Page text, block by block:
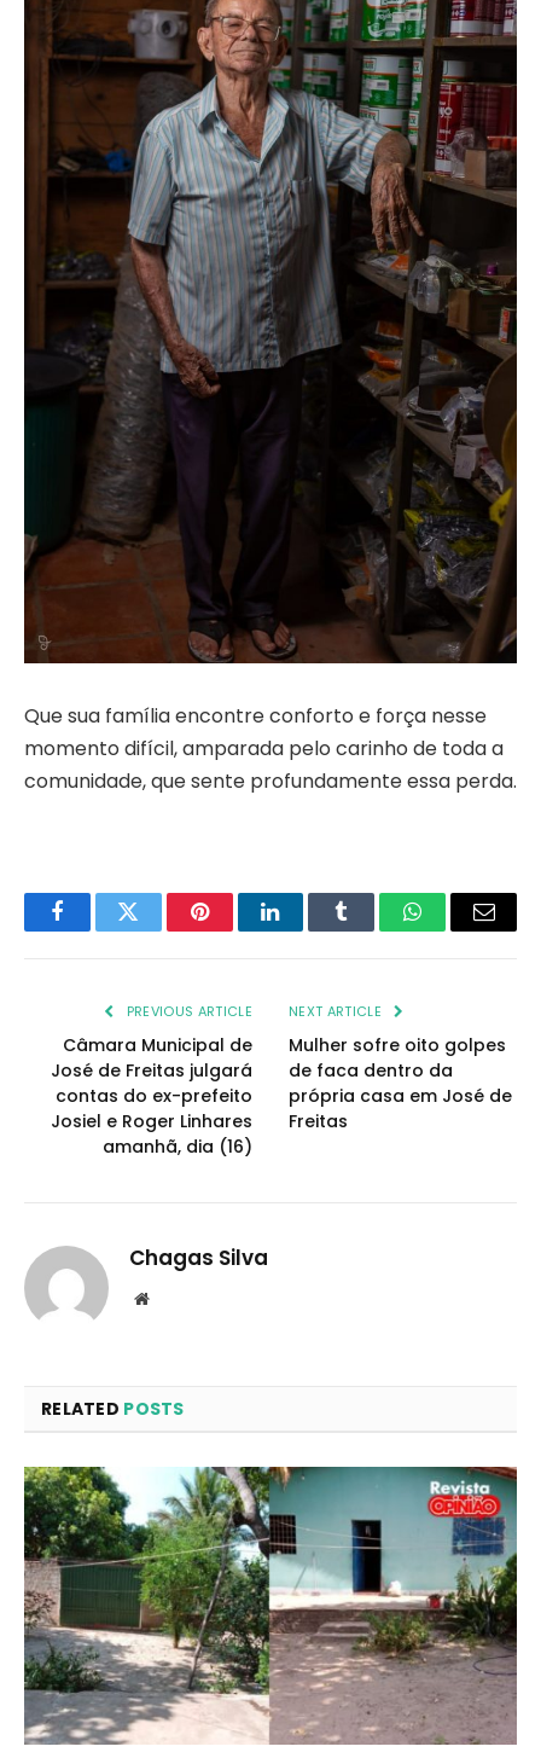
Que sua família encontre conforto e força nesse
momento difícil, amparada pelo carinho de toda a
comunidade, que sente profundamente essa perda.
FacebookTwitter PinterestLinkedInTumblr WhatsAppEmail
PREVIOUS ARTICLE
Câmara Municipal de
José de Freitas julgará
contas do ex-prefeito
Josiel e Roger Linhares
amanhã, dia (16)
NEXT ARTICLE
Mulher sofre oito golpes
de faca dentro da
própria casa em José de
Freitas
Chagas Silva
Website
RELATED POSTS